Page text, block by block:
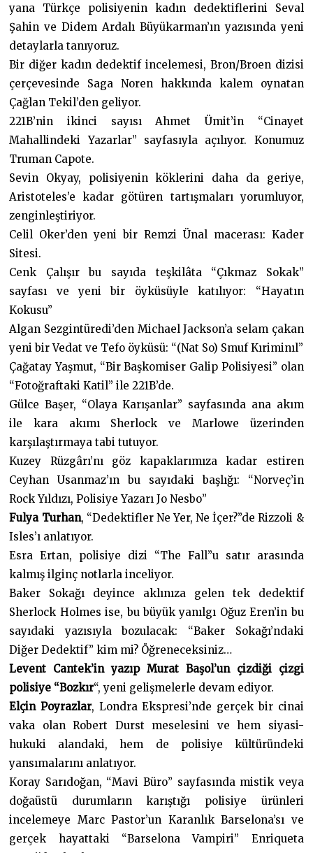
yana Türkçe polisiyenin kadın dedektiflerini Seval
Şahin ve Didem Ardalı Büyükarman’ın yazısında yeni
detaylarla tanıyoruz.
Bir diğer kadın dedektif incelemesi, Bron/Broen dizisi
çerçevesinde Saga Noren hakkında kalem oynatan
Çağlan Tekil’den geliyor.
221B’nin ikinci sayısı Ahmet Ümit’in “Cinayet
Mahallindeki Yazarlar” sayfasıyla açılıyor. Konumuz
Truman Capote.
Sevin Okyay, polisiyenin köklerini daha da geriye,
Aristoteles’e kadar götüren tartışmaları yorumluyor,
zenginleştiriyor.
Celil Oker’den yeni bir Remzi Ünal macerası: Kader
Sitesi.
Cenk Çalışır bu sayıda teşkilâta “Çıkmaz Sokak”
sayfası ve yeni bir öyküsüyle katılıyor: “Hayatın
Kokusu”
Algan Sezgintüredi’den Michael Jackson’a selam çakan
yeni bir Vedat ve Tefo öyküsü: “(Nat So) Smuf Kıriminıl”
Çağatay Yaşmut, “Bir Başkomiser Galip Polisiyesi” olan
“Fotoğraftaki Katil” ile 221B’de.
Gülce Başer, “Olaya Karışanlar” sayfasında ana akım
ile kara akımı Sherlock ve Marlowe üzerinden
karşılaştırmaya tabi tutuyor.
Kuzey Rüzgârı’nı göz kapaklarımıza kadar estiren
Ceyhan Usanmaz’ın bu sayıdaki başlığı: “Norveç’in
Rock Yıldızı, Polisiye Yazarı Jo Nesbo”
Fulya Turhan, “Dedektifler Ne Yer, Ne İçer?”de Rizzoli &
Isles’ı anlatıyor.
Esra Ertan, polisiye dizi “The Fall”u satır arasında
kalmış ilginç notlarla inceliyor.
Baker Sokağı deyince aklınıza gelen tek dedektif
Sherlock Holmes ise, bu büyük yanılgı Oğuz Eren’in bu
sayıdaki yazısıyla bozulacak: “Baker Sokağı’ndaki
Diğer Dedektif” kim mi? Öğreneceksiniz…
Levent Cantek’in yazıp Murat Başol’un çizdiği çizgi
polisiye “Bozkır“, yeni gelişmelerle devam ediyor.
Elçin Poyrazlar, Londra Ekspresi’nde gerçek bir cinai
vaka olan Robert Durst meselesini ve hem siyasi-
hukuki alandaki, hem de polisiye kültüründeki
yansımalarını anlatıyor.
Koray Sarıdoğan, “Mavi Büro” sayfasında mistik veya
doğaüstü durumların karıştığı polisiye ürünleri
incelemeye Marc Pastor’un Karanlık Barselona’sı ve
gerçek hayattaki “Barselona Vampiri” Enriqueta